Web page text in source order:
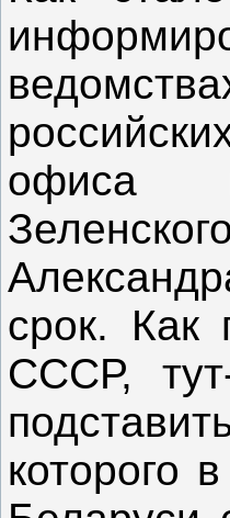
офиса
срок. Как
СССР,
которого